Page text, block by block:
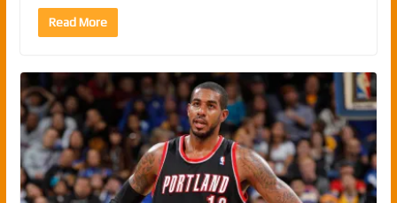
Read More